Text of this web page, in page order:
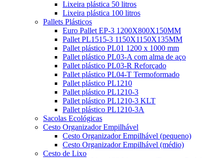
Lixeira plástica 50 litros
Lixeira plástica 100 litros
Pallets Plásticos
Euro Pallet EP-3 1200X800X150MM
Pallet PL1515-3 1150X1150X135MM
Pallet plástico PL01 1200 x 1000 mm
Pallet plástico PL03-A com alma de aço
Pallet plástico PL03-R Reforçado
Pallet plástico PL04-T Termoformado
Pallet plástico PL1210
Pallet plástico PL1210-3
Pallet plástico PL1210-3 KLT
Pallet plástico PL1210-3A
Sacolas Ecológicas
Cesto Organizador Empilhável
Cesto Organizador Empilhável (pequeno)
Cesto Organizador Empilhável (médio)
Cesto de Lixo